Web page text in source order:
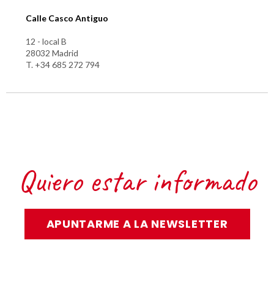
Calle Casco Antiguo
12 - local B
28032 Madrid
T. +34 685 272 794
Quiero estar informado
APUNTARME A LA NEWSLETTER